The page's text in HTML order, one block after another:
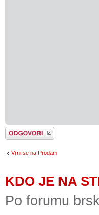
Napiši odgovor
Vrni se na Prodam
KDO JE NA
Po forumu